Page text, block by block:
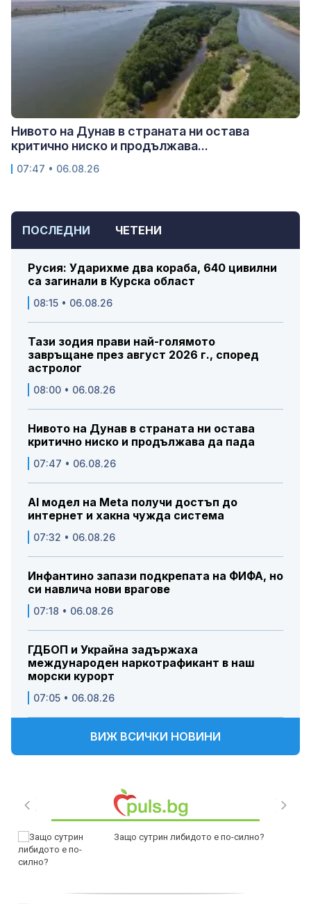
ПОСЛЕДНИ ЧЕТЕНИ
Русия: Ударихме два кораба, 640 цивилни
са загинали в Курска област
08:15 • 06.08.26
Тази зодия прави най-голямото
завръщане през август 2026 г., според
астролог
08:00 • 06.08.26
Нивото на Дунав в страната ни остава
критично ниско и продължава да пада
07:47 • 06.08.26
AI модел на Meta получи достъп до
интернет и хакна чужда система
07:32 • 06.08.26
Инфантино запази подкрепата на ФИФА, но
си навлича нови врагове
07:18 • 06.08.26
ГДБОП и Украйна задържаха
международен наркотрафикант в наш
морски курорт
07:05 • 06.08.26
ВИЖ ВСИЧКИ НОВИНИ
Защо сутрин либидото е по-силно?
Нивото на Дунав в страната ни остава
критично ниско и продължава...
07:47 • 06.08.26